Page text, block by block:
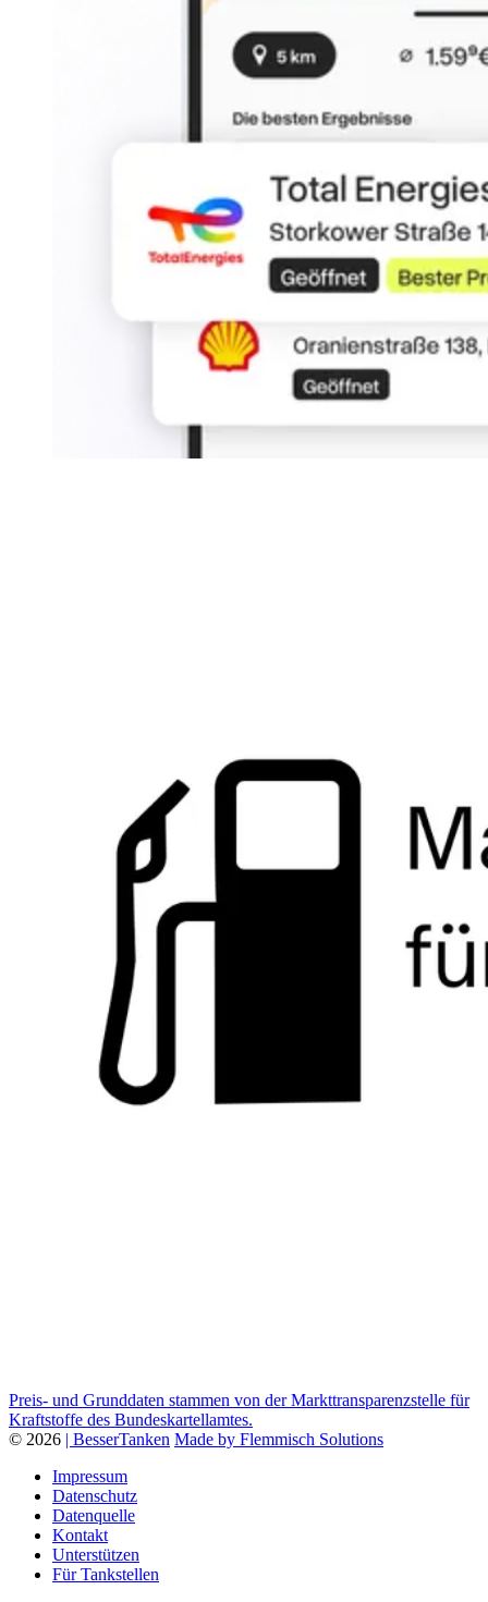
Preis- und Grunddaten stammen von der Markttransparenzstelle für
Kraftstoffe des Bundeskartellamtes.
© 2026 | BesserTanken Made by Flemmisch Solutions
Impressum
Datenschutz
Datenquelle
Kontakt
Unterstützen
Für Tankstellen